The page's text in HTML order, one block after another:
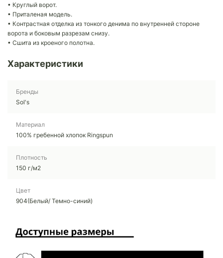
• Круглый ворот.
• Приталеная модель.
• Контрастная отделка из тонкого денима по внутренней стороне
ворота и боковым разрезам снизу.
• Сшита из кроеного полотна.
Характеристики
Бренды
Sol's
Материал
100% гребенной хлопок Ringspun
Плотность
150 г/м2
Цвет
904(Белый/ Темно-синий)